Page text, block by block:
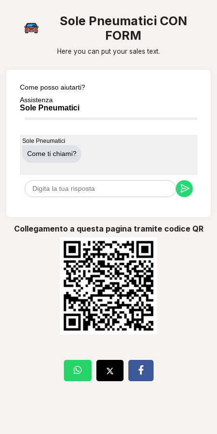
Sole Pneumatici CON
FORM
Here you can put your sales text.
Come posso aiutarti?
Assistenza
Sole Pneumatici
Sole Pneumatici
Come ti chiami?
Collegamento a questa pagina tramite codice QR